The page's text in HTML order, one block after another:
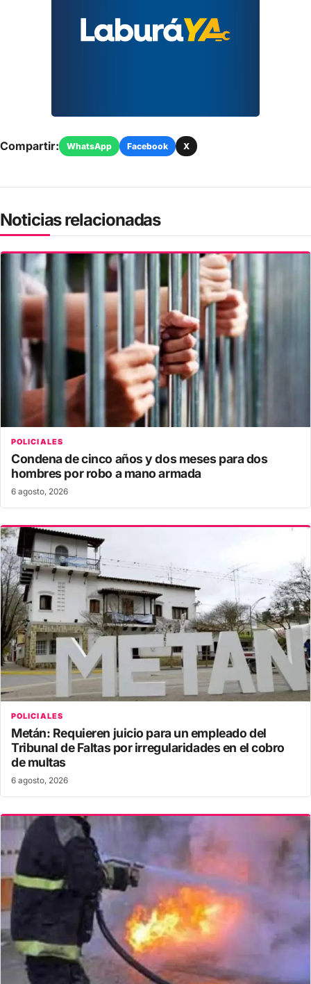
Compartir: WhatsApp Facebook X
Noticias relacionadas
POLICIALES
Condena de cinco años y dos meses para dos
hombres por robo a mano armada
6 agosto, 2026
POLICIALES
Metán: Requieren juicio para un empleado del
Tribunal de Faltas por irregularidades en el cobro
de multas
6 agosto, 2026